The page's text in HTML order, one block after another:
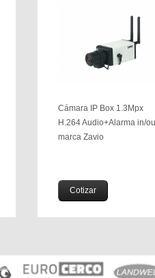
Cámara IP Box 1.3Mpx
H.264 Audio+Alarma in/
marca Zavio
Cotizar